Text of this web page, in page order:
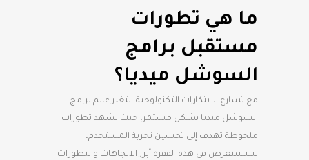
ما هي تطورات
مستقبل برامج
السوشل ميديا؟
مع تسارع الابتكارات التكنولوجية، يتغير عالم برامج
السوشل ميديا بشكل مستمر، حيث يشهد تطورات
ملحوظة تهدف إلى تحسين تجربة المستخدم،
سنستعرض في هذه الفقرة أبرز الاتجاهات والتطورات